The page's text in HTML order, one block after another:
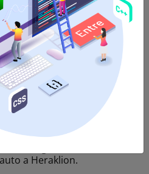
3Valigie,Trasmissione
economica a prezzi
Noleggia un'auto a
economico di Creta e
La categoria
con motori di piccola
consigliate per un massimo
bagagli. Questa categoria è
a Heraklion.